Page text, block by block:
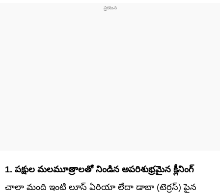
1. పక్షుల మలమూత్రాలతో నిండిన అపరిశుభ్రమైన క్లీనింగ్
చాలా మంది ఇంటి లూస్ ఏరియా లేదా డాబా (టెర్రస్) పైన